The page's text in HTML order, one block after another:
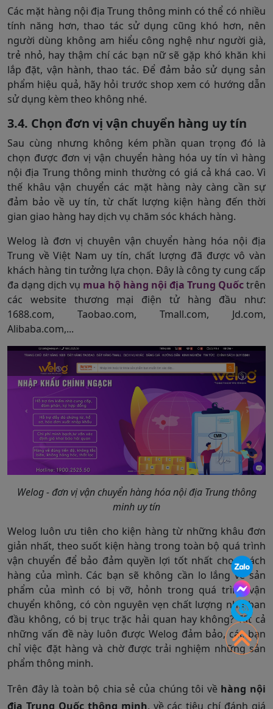
Các mặt hàng nội địa Trung thông minh có thể có nhiều
tính năng hơn, thao tác sử dụng cũng khó hơn, nên
người dùng không am hiểu công nghệ như người già,
trẻ nhỏ, hay thậm chí các bạn nữ sẽ gặp khó khăn khi
lắp đặt, vận hành, thao tác. Để đảm bảo sử dụng sản
phẩm hiệu quả, hãy hỏi trước shop xem có hướng dẫn
sử dụng kèm theo không nhé.
3.4. Chọn đơn vị vận chuyển hàng uy tín
Sau cùng nhưng không kém phần quan trọng đó là
chọn được đơn vị vận chuyển hàng hóa uy tín vì hàng
nội địa Trung thông minh thường có giá cả khá cao. Vì
thế khâu vận chuyển các mặt hàng này càng cần sự
đảm bảo về uy tín, từ chất lượng kiện hàng đến thời
gian giao hàng hay dịch vụ chăm sóc khách hàng.
Welog là đơn vị chuyên vận chuyển hàng hóa nội địa
Trung về Việt Nam uy tín, chất lượng đã được vô vàn
khách hàng tin tưởng lựa chọn. Đây là công ty cung cấp
đa dạng dịch vụ mua hộ hàng nội địa Trung Quốctrên
các website thương mại điện tử hàng đầu như:
1688.com, Taobao.com, Tmall.com, Jd.com,
Alibaba.com,...
Welog - đơn vị vận chuyển hàng hóa nội địa Trung thông
minh uy tín
Welog luôn ưu tiên cho kiện hàng từ những khâu đơn
giản nhất, theo suốt kiện hàng trong toàn bộ quá trình
vận chuyển để bảo đảm quyền lợi tốt nhất cho khách
hàng của mình. Các bạn sẽ không cần lo lắng về sản
phẩm của mình có bị vỡ, hỏnh trong quá trình vận
chuyển không, có còn nguyên vẹn chất lượng như ban
đầu không, có bị trục trặc hải quan hay không? Tất cả
những vấn đề này luôn được Welog đảm bảo, các bạn
chỉ việc đặt hàng và chờ được trải nghiệm những sản
phẩm thông minh.
Trên đây là toàn bộ chia sẻ của chúng tôi về hàng nội
địa Trung Quốc thông minh, về các tiêu chí đánh giá